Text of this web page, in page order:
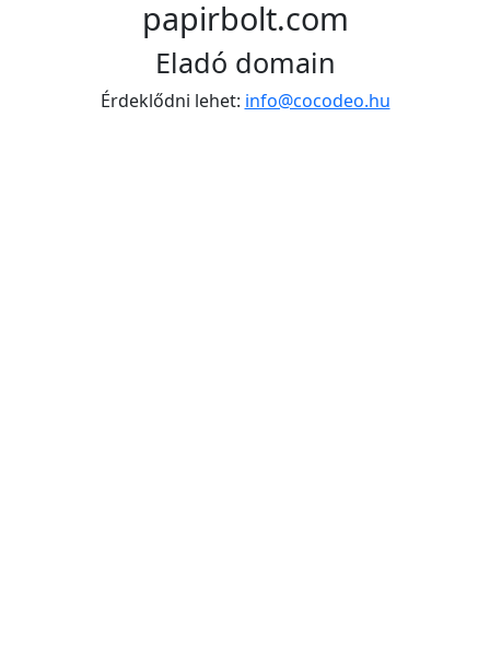
papirbolt.com
Eladó domain
Érdeklődni lehet: info@cocodeo.hu